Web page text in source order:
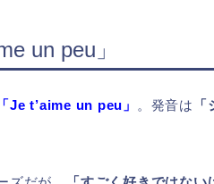
un peu」
「Je t’aime un peu」 。発音は